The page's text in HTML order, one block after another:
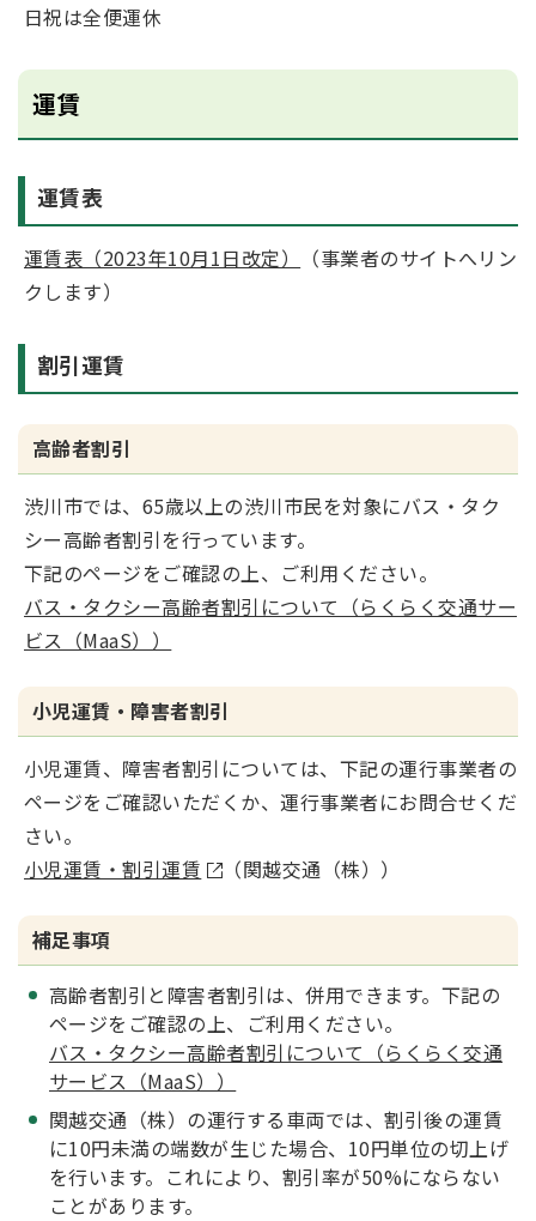
日祝は全便運休
運賃
運賃表
運賃表（2023年10月1日改定）
（事業者のサイトへリン
クします）
割引運賃
高齢者割引
渋川市では、65歳以上の渋川市民を対象にバス・タク
シー高齢者割引を行っています。
下記のページをご確認の上、ご利用ください。
バス・タクシー高齢者割引について（らくらく交通サー
ビス（MaaS））
小児運賃・障害者割引
小児運賃、障害者割引については、 下記の運行事業者の
ページをご確認いただくか、運行事業者にお問合せくだ
さい。
小児運賃・割引運賃
（関越交通（株））
補足事項
高齢者割引と障害者割引は、併用できます。下記の
ページをご確認の上、ご利用ください。
バス・タクシー高齢者割引について（らくらく交通
サービス（MaaS））
関越交通（株）の運行する車両では、割引後の運賃
に10円未満の端数が生じた場合、10円単位の切上げ
を行います。これにより、割引率が50%にならない
ことがあります。